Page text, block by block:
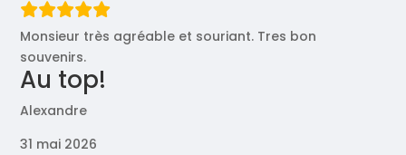
Monsieur très agréable et souriant. Tres bon
souvenirs.
Au top!
Alexandre
31 mai 2026